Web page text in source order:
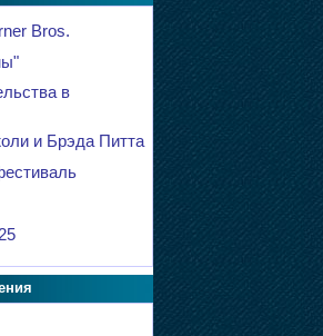
Bros.
в
и Брэда Питта